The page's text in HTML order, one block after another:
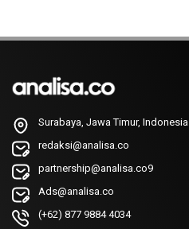
Surabaya, Jawa Timur, Indonesia
redaksi@analisa.co
partnership@analisa.co9
Ads@analisa.co
(+62) 877 9884 4034